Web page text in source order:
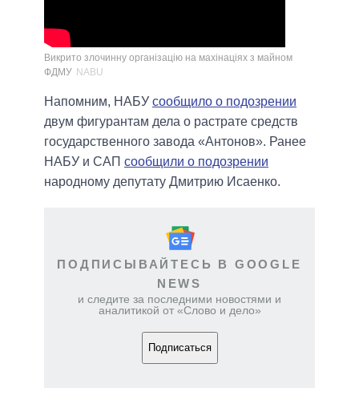
Викрито злочинну організацію на махінаціях з майном
ФДМУ NABU
Напомним, НАБУ сообщило о подозрении
двум фигурантам дела о растрате средств
государственного завода «Антонов». Ранее
НАБУ и САП сообщили о подозрении
народному депутату Дмитрию Исаенко.
ПОДПИСЫВАЙТЕСЬ В GOOGLE
NEWS
и следите за последними новостями и
аналитикой от «Слово и дело»
Подписаться